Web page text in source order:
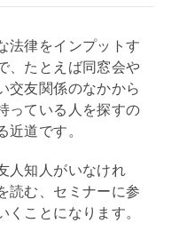
法律をインプットす
、たとえば同窓会や
交友関係のなかから
っている人を探すの
近道です。
人知人がいなけれ
読む、セミナーに参
くことになります。